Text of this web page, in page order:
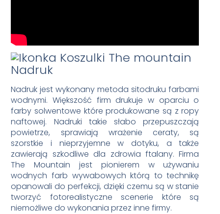
Nadruk
Nadruk jest wykonany metoda sitodruku farbami
wodnymi. Większość firm drukuje w oparciu o
farby solwentowe które produkowane są z ropy
naftowej. Nadruki takie słabo przepuszczają
powietrze, sprawiają wrażenie ceraty, są
szorstkie i nieprzyjemne w dotyku, a także
zawierają szkodliwe dla zdrowia ftalany. Firma
The Mountain jest pionierem w używaniu
wodnych farb wywabowych którą to technikę
opanowali do perfekcji, dzięki czemu są w stanie
tworzyć fotorealistyczne scenerie które są
niemożliwe do wykonania przez inne firmy.